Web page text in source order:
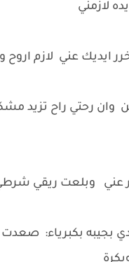
لازمني
ايديك عني لازم اروح
وان رحتي راح تزيد
عني وبلعت ريقي
بجيبه بكبرياء: